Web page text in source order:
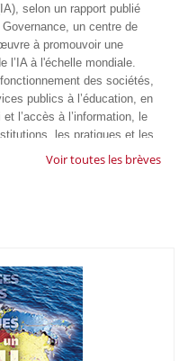
selon un rapport publié
un centre de
à promouvoir une
l’IA à l'échelle mondiale.
des sociétés,
publics à l’éducation, en
l’accès à l’information, le
les pratiques et les
favorisent un déploiement
L'annonce a été faite
Cloud Summit du groupe
son objectif
en cinq ans. Baptisée
sera hébergée à l'AI
Voir toutes les brèves